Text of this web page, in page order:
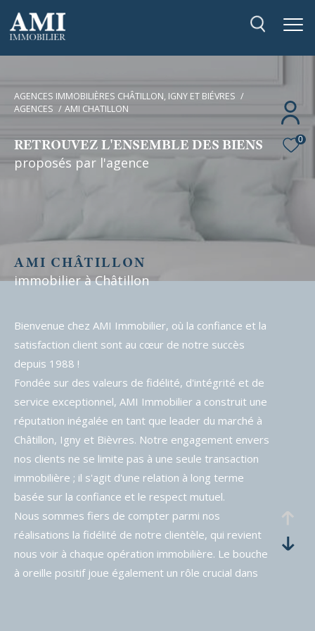
0
AGENCES IMMOBILIÈRES CHÂTILLON, IGNY ET BIÉVRES
AGENCES
AMI CHATILLON
RETROUVEZ L'ENSEMBLE DES BIENS
proposés par l'agence
AMI CHÂTILLON
immobilier àChâtillon
Bienvenue chez AMI Immobilier, où la confiance et la
satisfaction client sont au cœur de notre succès
depuis 1988 !
Fondée sur des valeurs de fidélité, d'intégrité et de
service exceptionnel, AMI Immobilier a construit une
réputation inégalée en tant que leader du marché à
Châtillon, Igny et Bièvres. Notre engagement envers
nos clients ne se limite pas à une seule transaction
immobilière ; il s'agit d'une relation à long terme
basée sur la confiance et le respect mutuel.
Nous sommes fiers de compter parmi nos
réalisations la fidélité de notre clientèle, qui revient
nous voir à chaque opération immobilière. Le bouche
à oreille positif joue également un rôle crucial dans